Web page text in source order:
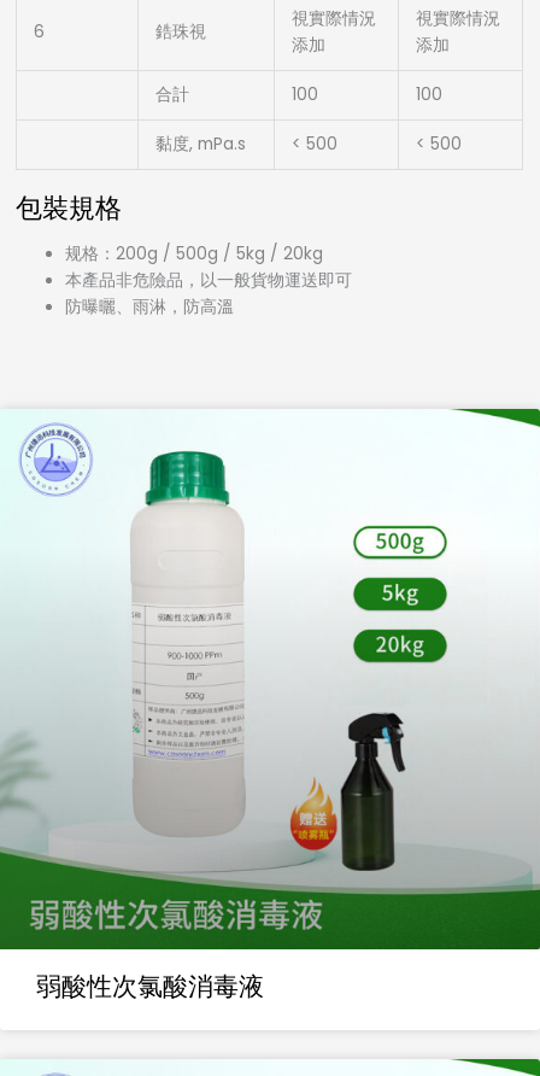
6 鋯珠視
視實際情況
添加
視實際情況
添加
合計 100 100
黏度, mPa.s < 500 < 500
包裝規格
规格：200g / 500g / 5kg / 20kg
本產品非危險品，以一般貨物運送即可
防曝曬、雨淋，防高溫
弱酸性次氯酸消毒液